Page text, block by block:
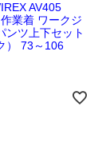
AV405
業着 ワークジ
ンツ上下セット
） 73～106